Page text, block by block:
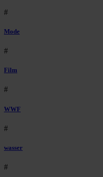
#
Mode
#
Film
#
WWF
#
wasser
#